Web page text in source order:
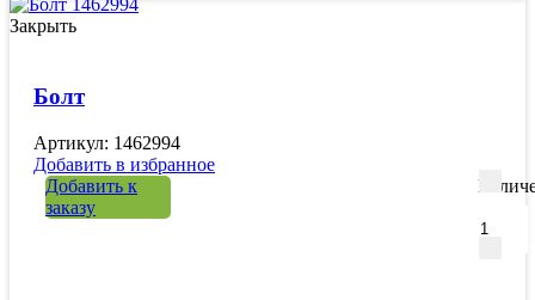
Закрыть
Болт
Артикул: 1462994
Добавить в избранное
Добавить к
заказу